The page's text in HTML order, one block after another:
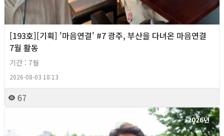
[193호][기획] '마음연결' #7 광주, 부산을 다녀온 마음연결
7월 활동
기간 : 7월
2026-08-03 18:13
67
2026년